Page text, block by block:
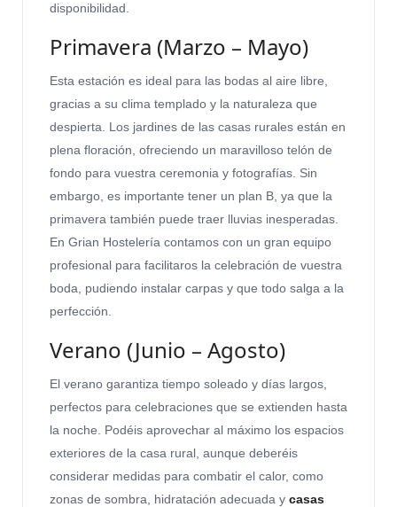
disponibilidad.
Primavera (Marzo – Mayo)
Esta estación es ideal para las bodas al aire libre,
gracias a su clima templado y la naturaleza que
despierta. Los jardines de las casas rurales están en
plena floración, ofreciendo un maravilloso telón de
fondo para vuestra ceremonia y fotografías. Sin
embargo, es importante tener un plan B, ya que la
primavera también puede traer lluvias inesperadas.
En Grian Hostelería contamos con un gran equipo
profesional para facilitaros la celebración de vuestra
boda, pudiendo instalar carpas y que todo salga a la
perfección.
Verano (Junio – Agosto)
El verano garantiza tiempo soleado y días largos,
perfectos para celebraciones que se extienden hasta
la noche. Podéis aprovechar al máximo los espacios
exteriores de la casa rural, aunque deberéis
considerar medidas para combatir el calor, como
zonas de sombra, hidratación adecuada y casas